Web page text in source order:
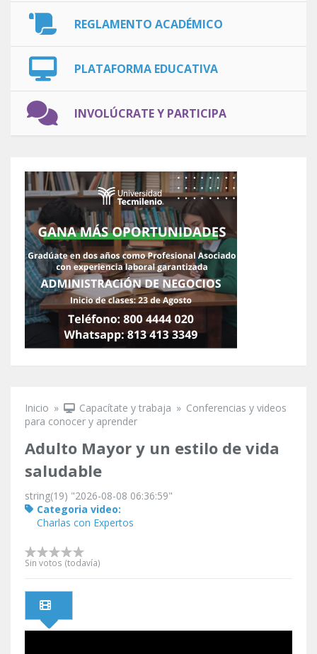
REGLAMENTO ACADÉMICO
PLATAFORMA EDUCATIVA
INVOLÚCRATE Y PARTICIPA
Se encuentra usted aquí
Inicio » Capacítate y trabaja » Conferencias y videos
para conocer y aprender
Adulto Mayor y un estilo de vida
saludable
string(19) "2026-08-08 06:36:59"
Categoria video:
Charlas con Expertos
Sin votos (todavía)